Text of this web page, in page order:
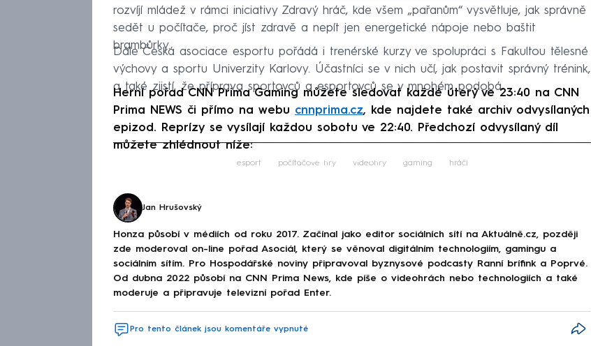
rozvíjí mládež v rámci iniciativy Zdravý hráč, kde všem „pařanům“ vysvětluje, jak správně
sedět u počítače, proč jíst zdravě a nepít jen energetické nápoje nebo baštit
brambůrky.
Dále Česká asociace esportu pořádá i trenérské kurzy ve spolupráci s Fakultou tělesné
výchovy a sportu Univerzity Karlovy. Účastníci se v nich učí, jak postavit správný trénink,
a také zjistí, že příprava sportovců a esportovců se v mnohém podobá.
Herní pořad CNN Prima Gaming můžete sledovat každé úterý ve 23:40 na CNN
Prima NEWS či přímo na webu cnnprima.cz, kde najdete také archiv odvysílaných
epizod. Reprízy se vysílají každou sobotu ve 22:40. Předchozí odvysílaný díl
můžete zhlédnout níže:
Failed to fetch
esport počítačové hry videohry gaming hráči
Jan Hrušovský
Honza působí v médiích od roku 2017. Začínal jako editor sociálních sítí na Aktuálně.cz, později
zde moderoval on-line pořad Asociál, který se věnoval digitálním technologiím, gamingu a
sociálním sítím. Pro Hospodářské noviny připravoval byznysové podcasty Ranní brífink a Poprvé.
Od dubna 2022 působí na CNN Prima News, kde píše o videohrách nebo technologiích a také
moderuje a připravuje televizní pořad Enter.
Pro tento článek jsou komentáře vypnuté